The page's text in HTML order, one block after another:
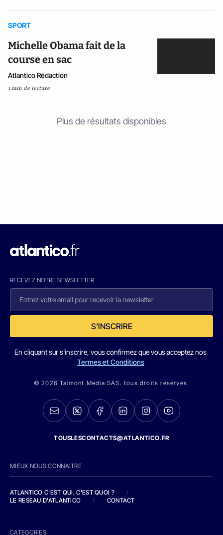
SPORT
Michelle Obama fait de la
course en sac
Atlantico Rédaction
1 min de lecture
Plus de résultats disponibles
RECEVEZ NOTRE NEWSLETTER
S'INSCRIRE
En cliquant sur s'inscrire, vous confirmez que vous acceptez nos
Termes et Conditions
© 2026 Talmont Media SAS. tous droits réservés.
TOUSLESCONTACTS@ATLANTICO.FR
MIEUX NOUS CONNAITRE
ATLANTICO C'EST QUI, C'EST QUOI ?
/
LE RESEAU D'ATLANTICO
/ CONTACT
CATEGORIES